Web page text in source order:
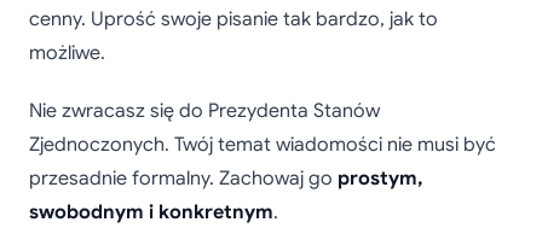
cenny. Uprość swoje pisanie tak bardzo, jak to
możliwe.
Nie zwracasz się do Prezydenta Stanów
Zjednoczonych. Twój temat wiadomości nie musi być
przesadnie formalny. Zachowaj go prostym,
swobodnym i konkretnym.